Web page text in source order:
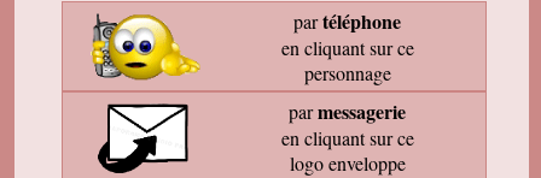
partéléphone
en cliquant sur ce
personnage
parmessagerie
en cliquant sur ce
logo enveloppe